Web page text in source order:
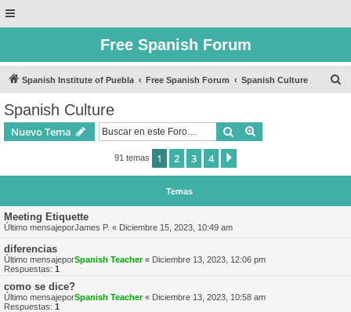
Free Spanish Forum
Spanish Institute of Puebla Free Spanish Forum Spanish Culture
Spanish Culture
Nuevo Tema Buscar
91 temas 1 2 3 4
Temas
Meeting Etiquette
Último mensajeporJames P. « Diciembre 15, 2023, 10:49 am
diferencias
Último mensajeporSpanish Teacher« Diciembre 13, 2023, 12:06 pm
Respuestas: 1
como se dice?
Último mensajeporSpanish Teacher« Diciembre 13, 2023, 10:58 am
Respuestas: 1